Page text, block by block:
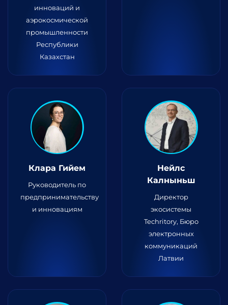
инноваций и
аэрокосмической
промышленности
Республики
Казахстан
Клара Гийем
Руководитель по
предпринимательству
и инновациям
Нейлс
Калныньш
Директор
экосистемы
Techritory, Бюро
электронных
коммуникаций
Латвии